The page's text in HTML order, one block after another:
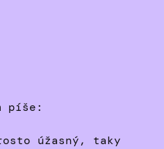
píše:
úžasný, taky